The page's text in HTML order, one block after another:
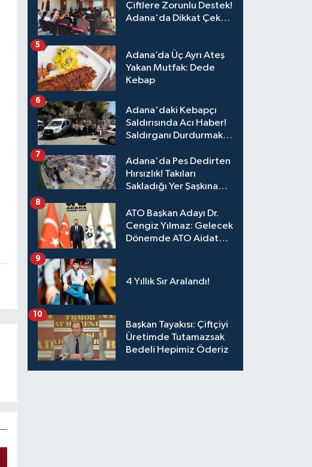
Çiftlere Zorunlu Destek!
Adana'da Dikkat Çeken
Adana’da Üç Ayrı Ateş
Yakan Mutfak: Dede
Kebap
5
Adana'daki Kebapçı
Saldırısında Acı Haber!
Saldırganı Durdurmak
Kaybetti
6
Adana'da Pes Dedirten
Hırsızlık! Takıları
Sakladığı Yer Şaşkına
7
ATO Başkan Adayı Dr.
Cengiz Yılmaz: Gelecek
Dönemde ATO Aidat
Adana'ya Yatırılacak
8
4 Yıllık Sır Aralandı!
9
Başkan Tayakısı: Çiftçiyi
Üretimde Tutamazsak
Bedeli Hepimiz Öderiz
10